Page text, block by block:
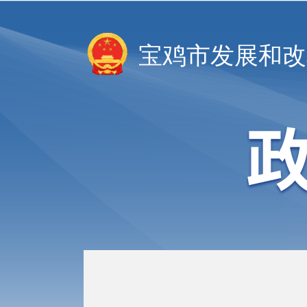
宝鸡市发展和